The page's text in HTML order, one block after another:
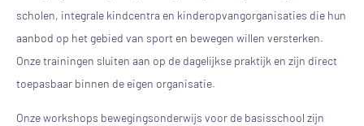
scholen, integrale kindcentra en kinderopvangorganisaties die hun
aanbod op het gebied van sport en bewegen willen versterken.
Onze trainingen sluiten aan op de dagelijkse praktijk en zijn direct
toepasbaar binnen de eigen organisatie.
Onze workshops bewegingsonderwijs voor de basisschool zijn